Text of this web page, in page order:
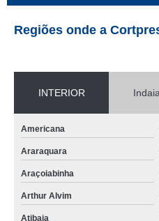
Regiões onde a
INTERIOR
Americana
Araraquara
Araçoiabinha
Arthur Alvim
Atibaia